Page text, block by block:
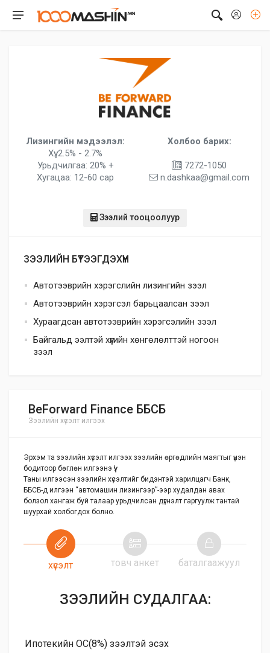
Лизингийн мэдээлэл:
Хүү: 2.5% - 2.7%
Урьдчилгаа: 20% +
Хугацаа: 12-60 сар
Холбоо барих:
7272-1050
n.dashkaa@gmail.com
Зээлий тооцоолуур
ЗЭЭЛИЙН БҮТЭЭГДЭХҮҮН
Автотээврийн хэрэгслийн лизингийн зээл
Автотээврийн хэрэгсэл барьцаалсан зээл
Хураагдсан автотээврийн хэрэгсэлийн зээл
Байгальд ээлтэй хүүгийн хөнгөлөлттэй ногоон
зээл
BeForward Finance ББСБ
Зээлийн хүсэлт илгээх
Эрхэм та зээлийн хүсэлт илгээх зээлийн өргөдлийн маягтыг үнэн
бодитоор бөглөн илгээнэ үү!
Таны илгээсэн зээлийн хүсэлтийг бидэнтэй харилцагч Банк,
ББСБ-д илгээн “автомашин лизингээр”-ээр худалдан авах
болзол хангаж буй талаар урьдчилсан дүгнэлт гаргуулж тантай
шуурхай холбогдох болно.
хүсэлт товч анкет баталгаажуул
ЗЭЭЛИЙН СУДАЛГАА:
Ипотекийн ОС(8%) зээлтэй эсэх